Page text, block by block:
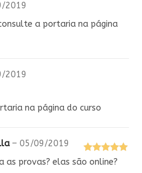
2019
a portaria na página
2019
na página do curso
Avaliação
– 05/09/2019
as provas? elas são online?